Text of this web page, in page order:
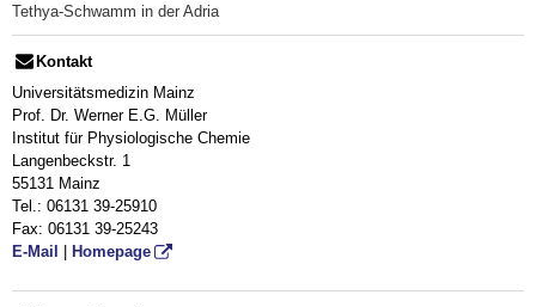
Tethya-Schwamm in der Adria
Kontakt
Universitätsmedizin Mainz
Prof. Dr. Werner E.G. Müller
Institut für Physiologische Chemie
Langenbeckstr. 1
55131 Mainz
Tel.: 06131 39-25910
Fax: 06131 39-25243
E-Mail
Homepage